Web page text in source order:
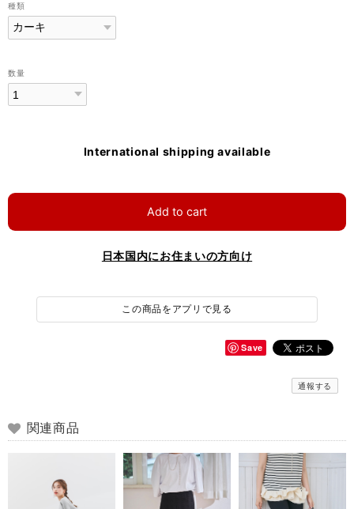
種類
数量
International shipping available
Add to cart
日本国内にお住まいの方向け
この商品をアプリで見る
Save
通報する
関連商品